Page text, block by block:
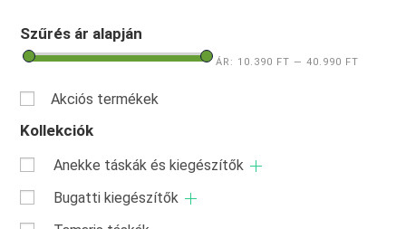
Szűrés ár alapján
ÁR: 10.390 FT —40.990 FT
Akciós termékek
Kollekciók
Anekke táskák és kiegészítők
Bugatti kiegészítők